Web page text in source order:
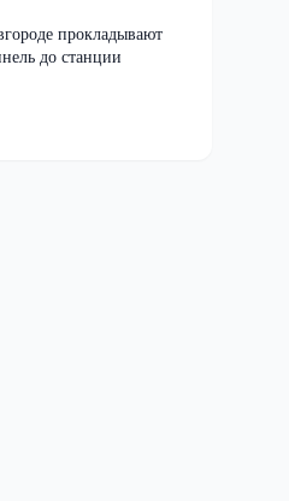
прокладывают
до станции